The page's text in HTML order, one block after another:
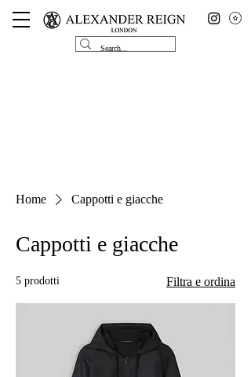
Home Cappotti e giacche
Cappotti e giacche
5 prodotti Filtra e ordina